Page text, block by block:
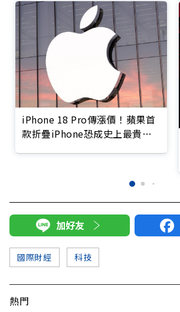
iPhone 18 Pro傳漲價！蘋果首
款折疊iPhone恐成史上最貴，
加好友
國際財經 科技
熱門